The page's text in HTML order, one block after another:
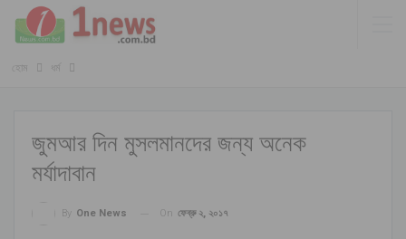
হোম ধর্ম
জুমআর দিন মুসলমানদের জন্য অনেক
মর্যাদাবান
By One News On ফেব্রু ২, ২০১৭